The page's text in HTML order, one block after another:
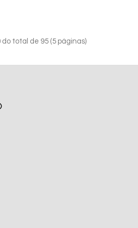
do total de 95 (5 páginas)